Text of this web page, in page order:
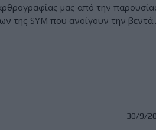
μας από την
της SYM που ανοίγουν την
30/9/